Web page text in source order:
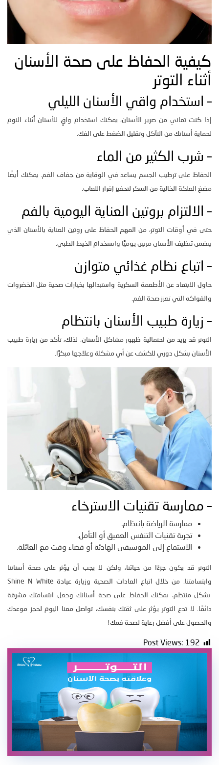
كيفية الحفاظ على صحة الأسنان
أثناء التوتر
– استخدام واقي الأسنان الليلي
إذا كنت تعاني من صرير الأسنان، يمكنك استخدام واقٍ للأسنان أثناء النوم
لحماية أسنانك من التآكل وتقليل الضغط على الفك.
– شرب الكثير من الماء
الحفاظ على ترطيب الجسم يساعد في الوقاية من جفاف الفم. يمكنك أيضًا
مضغ العلكة الخالية من السكر لتحفيز إفراز اللعاب.
– الالتزام بروتين العناية اليومية بالفم
حتى في أوقات التوتر، من المهم الحفاظ على روتين العناية بالأسنان الذي
يتضمن تنظيف الأسنان مرتين يوميًا واستخدام الخيط الطبي.
– اتباع نظام غذائي متوازن
حاول الابتعاد عن الأطعمة السكرية واستبدالها بخيارات صحية مثل الخضروات
والفواكه التي تعزز صحة الفم.
– زيارة طبيب الأسنان بانتظام
التوتر قد يزيد من احتمالية ظهور مشاكل الأسنان. لذلك، تأكد من زيارة طبيب
الأسنان بشكل دوري للكشف عن أي مشكلة وعلاجها مبكرًا.
– ممارسة تقنيات الاسترخاء
ممارسة الرياضة بانتظام.
تجربة تقنيات التنفس العميق أو التأمل.
الاستماع إلى الموسيقى الهادئة أو قضاء وقت مع العائلة.
التوتر قد يكون جزءًا من حياتنا، ولكن لا يجب أن يؤثر على صحة أسناننا
وابتسامتنا. من خلال اتباع العادات الصحية وزيارة عيادة Shine N White
بشكل منتظم، يمكنك الحفاظ على صحة أسنانك وجعل ابتسامتك مشرقة
دائمًا. لا تدع التوتر يؤثر على ثقتك بنفسك، تواصل معنا اليوم لحجز موعدك
والحصول على أفضل رعاية لصحة فمك!
Post Views: 192